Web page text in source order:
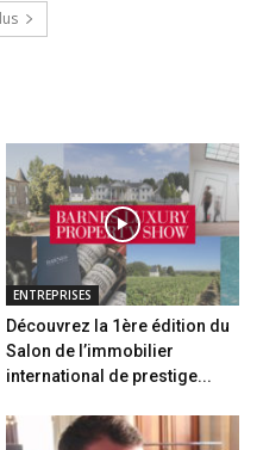
ENTREPRISES
Découvrez la 1ère édition du
Salon de l’immobilier
international de prestige...